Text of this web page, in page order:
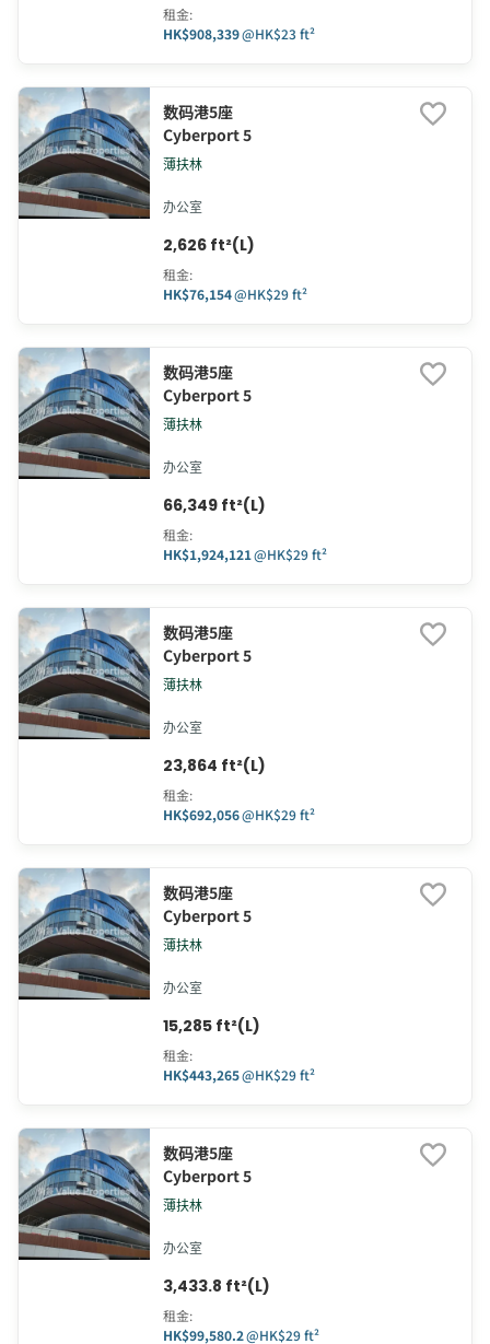
租金:
HK$908,339@HK$23 ft²
数码港5座
Cyberport 5
薄扶林
办公室
2,626 ft²(L)
租金:
HK$76,154@HK$29 ft²
数码港5座
Cyberport 5
薄扶林
办公室
66,349 ft²(L)
租金:
HK$1,924,121@HK$29 ft²
数码港5座
Cyberport 5
薄扶林
办公室
23,864 ft²(L)
租金:
HK$692,056@HK$29 ft²
数码港5座
Cyberport 5
薄扶林
办公室
15,285 ft²(L)
租金:
HK$443,265@HK$29 ft²
数码港5座
Cyberport 5
薄扶林
办公室
3,433.8 ft²(L)
租金:
HK$99,580.2@HK$29 ft²